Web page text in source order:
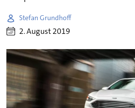
Stefan Grundhoff
2. August 2019